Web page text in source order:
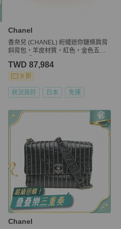
Chanel
香奈兒 (CHANEL) 絎縫迷你鏈條肩背
斜背包，羊皮材質，紅色，金色五
TWD 87,984
9 折
狀況良好 日本 免運
Chanel